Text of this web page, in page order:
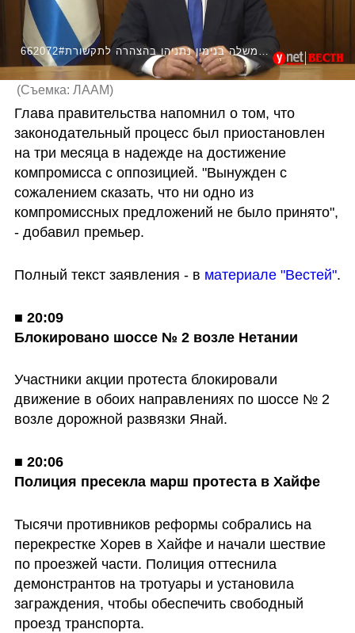
662072#ראש הממשלה בנימין נתניהו בהצהרה לתקשורת
(Съемка: ЛААМ)
Глава правительства напомнил о том, что
законодательный процесс был приостановлен
на три месяца в надежде на достижение
компромисса с оппозицией. "Вынужден с
сожалением сказать, что ни одно из
компромиссных предложений не было принято",
- добавил премьер.
Полный текст заявления - в материале "Вестей".
■ 20:09
Блокировано шоссе № 2 возле Нетании
Участники акции протеста блокировали
движение в обоих направлениях по шоссе № 2
возле дорожной развязки Янай.
■ 20:06
Полиция пресекла марш протеста в Хайфе
Тысячи противников реформы собрались на
перекрестке Хорев в Хайфе и начали шествие
по проезжей части. Полиция оттеснила
демонстрантов на тротуары и установила
заграждения, чтобы обеспечить свободный
проезд транспорта.